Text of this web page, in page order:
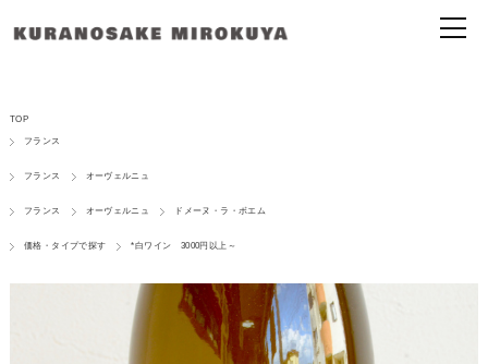
TOP
フランス
フランス オーヴェルニュ
フランス オーヴェルニュ ドメーヌ・ラ・ボエム
価格・タイプで探す *白ワイン 3000円以上～